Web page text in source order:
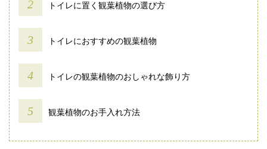
トイレに置く観葉植物の選び方
トイレにおすすめの観葉植物
トイレの観葉植物のおしゃれな飾り方
観葉植物のお手入れ方法